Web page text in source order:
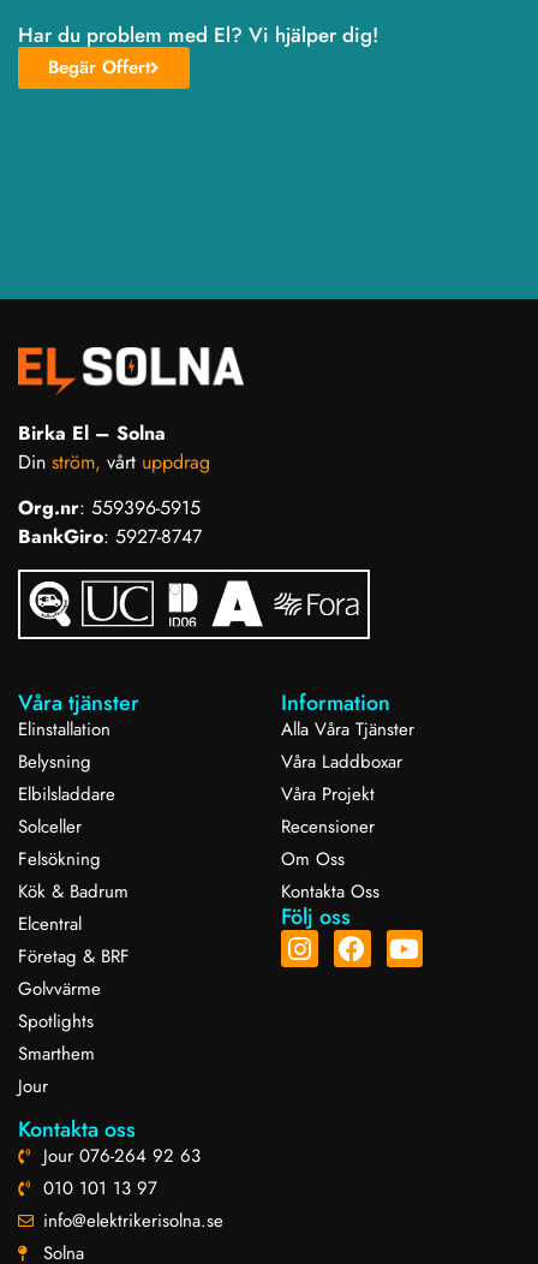
Har du problem med El? Vi hjälper dig!
Begär Offert
Birka El – Solna
Din ström, vårt uppdrag
Org.nr: 559396-5915
BankGiro: 5927-8747
Våra tjänster
Elinstallation
Belysning
Elbilsladdare
Solceller
Felsökning
Kök & Badrum
Elcentral
Företag & BRF
Golvvärme
Spotlights
Smarthem
Jour
Information
Alla Våra Tjänster
Våra Laddboxar
Våra Projekt
Recensioner
Om Oss
Kontakta Oss
Följ oss
Kontakta oss
Jour 076-264 92 63
010 101 13 97
info@elektrikerisolna.se
Solna